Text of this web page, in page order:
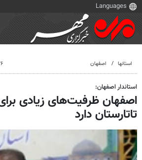
استانها اصفهان ۲۶
استاندار اصفهان:
اصفهان ظرفیت‌های زیادی
تاتارستان دارد